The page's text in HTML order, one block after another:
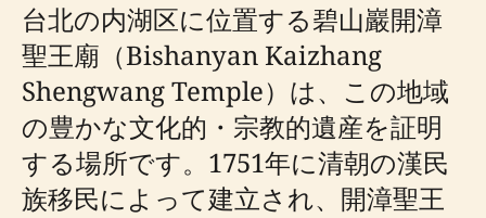
台北の内湖区に位置する碧山巖開漳
聖王廟（Bishanyan Kaizhang
Shengwang Temple）は、この地域
の豊かな文化的・宗教的遺産を証明
する場所です。1751年に清朝の漢民
族移民によって建立され、開漳聖王